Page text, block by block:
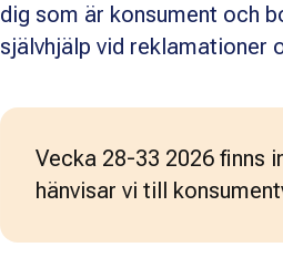
dig som är konsument och
självhjälp vid reklamationer
Vecka 28-33 2026 finns
hänvisar vi till